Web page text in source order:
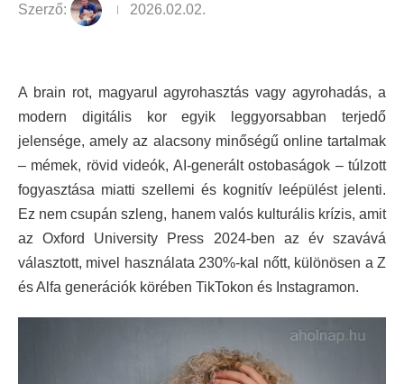
Szerző: 2026.02.02.
A brain rot, magyarul agyrohasztás vagy agyrohadás, a
modern digitális kor egyik leggyorsabban terjedő
jelensége, amely az alacsony minőségű online tartalmak
– mémek, rövid videók, AI-generált ostobaságok – túlzott
fogyasztása miatti szellemi és kognitív leépülést jelenti.
Ez nem csupán szleng, hanem valós kulturális krízis, amit
az Oxford University Press 2024-ben az év szavává
választott, mivel használata 230%-kal nőtt, különösen a Z
és Alfa generációk körében TikTokon és Instagramon.​